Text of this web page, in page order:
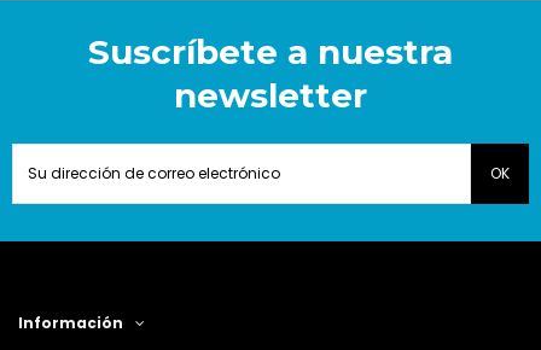
Suscríbete a nuestra
newsletter
Información